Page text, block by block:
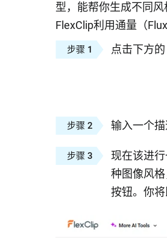
型，能帮你生成不同
FlexClip利用通量（
步骤 1 点击下方
步骤 2 输入一个
步骤 3
现在该进
种图像风
按钮。你